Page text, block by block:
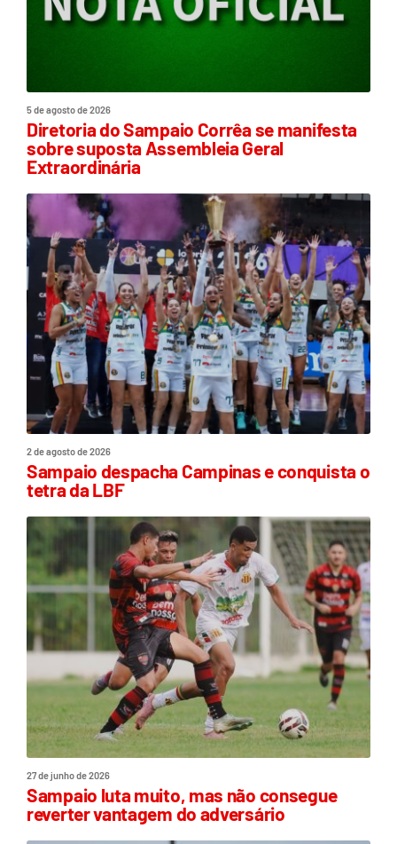
5 de agosto de 2026
Diretoria do Sampaio Corrêa se manifesta
sobre suposta Assembleia Geral
Extraordinária
2 de agosto de 2026
Sampaio despacha Campinas e conquista o
tetra da LBF
27 de junho de 2026
Sampaio luta muito, mas não consegue
reverter vantagem do adversário